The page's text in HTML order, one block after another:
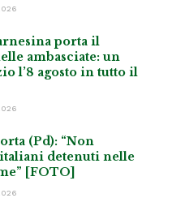
porta il
ambasciate: un
l’8 agosto in tutto il
(Pd): “Non
detenuti nelle
[FOTO]